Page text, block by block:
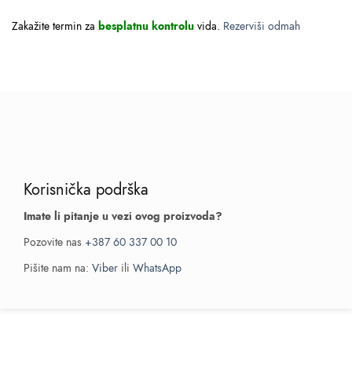
Zakažite termin zabesplatnu kontrolu vida. Rezerviši odmah
Korisnička podrška
Imate li pitanje u vezi ovog proizvoda?
Pozovite nas +387 60 337 00 10
Pišite nam na:Viber iliWhatsApp